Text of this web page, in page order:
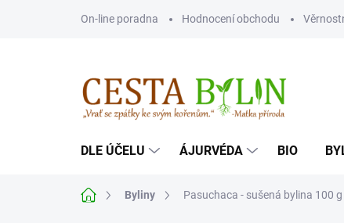
On-line poradna Hodnocení obchodu
DLE ÚČELU ÁJURVÉDA BIO
Domů Byliny Pasuchaca - sušená bylina 100